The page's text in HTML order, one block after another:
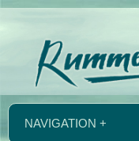
NAVIGATION +